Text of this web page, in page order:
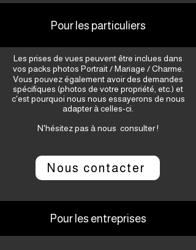
Pour les particuliers
Les prises de vues peuvent être inclues dans
vos packs photos Portrait / Mariage / Charme.
Vous pouvez également avoir des demandes
spécifiques (photos de votre propriété, etc.) et
c'est pourquoi nous nous essayerons de nous
adapter à celles-ci.
N'hésitez pas à nous consulter !
Nous contacter
Pour les entreprises